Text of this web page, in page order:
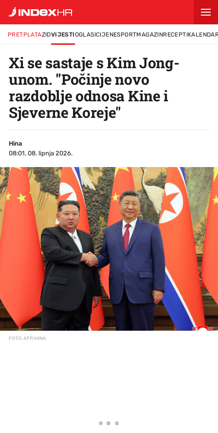
PRETPLATAZIDVIJESTIOGLASICIJENESPORTMAGAZINRECEPTI
Xi se sastaje s Kim Jong-
unom. "Počinje novo
razdoblje odnosa Kine i
Sjeverne Koreje"
Hina
08:01, 08. lipnja 2026.
FOTO: AFP/HINA